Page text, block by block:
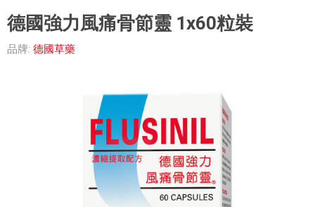
德國強力風痛骨節靈 1x60粒裝
品牌: 德國草藥